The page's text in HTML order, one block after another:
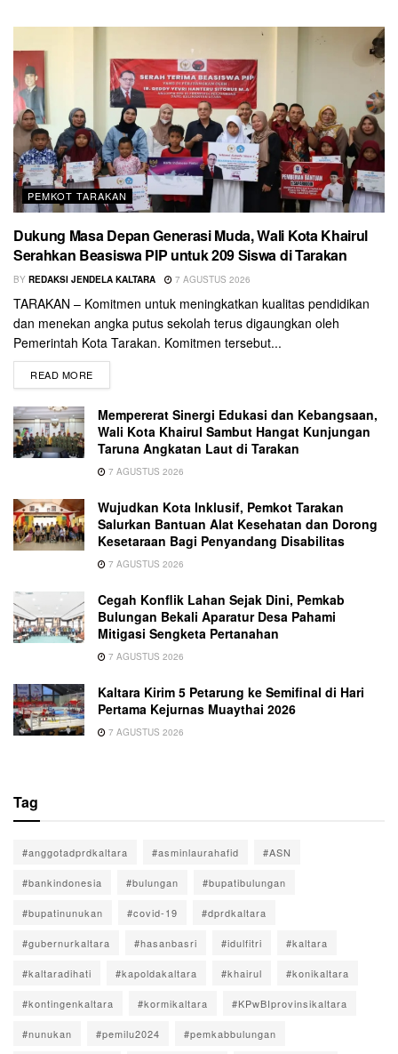
PEMKOT TARAKAN
Dukung Masa Depan Generasi Muda, Wali Kota Khairul
Serahkan Beasiswa PIP untuk 209 Siswa di Tarakan
BY REDAKSI JENDELA KALTARA 7 AGUSTUS 2026
TARAKAN – Komitmen untuk meningkatkan kualitas pendidikan
dan menekan angka putus sekolah terus digaungkan oleh
Pemerintah Kota Tarakan. Komitmen tersebut...
READ MORE
Mempererat Sinergi Edukasi dan Kebangsaan,
Wali Kota Khairul Sambut Hangat Kunjungan
Taruna Angkatan Laut di Tarakan
7 AGUSTUS 2026
Wujudkan Kota Inklusif, Pemkot Tarakan
Salurkan Bantuan Alat Kesehatan dan Dorong
Kesetaraan Bagi Penyandang Disabilitas
7 AGUSTUS 2026
Cegah Konflik Lahan Sejak Dini, Pemkab
Bulungan Bekali Aparatur Desa Pahami
Mitigasi Sengketa Pertanahan
7 AGUSTUS 2026
Kaltara Kirim 5 Petarung ke Semifinal di Hari
Pertama Kejurnas Muaythai 2026
7 AGUSTUS 2026
Tag
#anggotadprdkaltara #asminlaurahafid #ASN
#bankindonesia #bulungan #bupatibulungan
#bupatinunukan #covid-19 #dprdkaltara
#gubernurkaltara #hasanbasri #idulfitri #kaltara
#kaltaradihati #kapoldakaltara #khairul #konikaltara
#kontingenkaltara #kormikaltara #KPwBIprovinsikaltara
#nunukan #pemilu2024 #pemkabbulungan